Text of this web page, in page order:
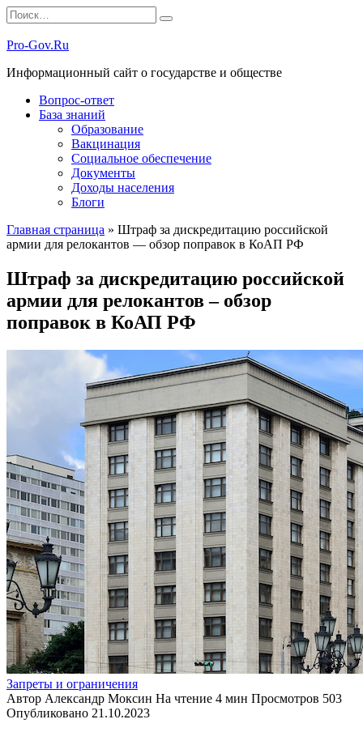
Перейти
к
содержанию
Search
for:
Pro-Gov.Ru
Информационный сайт о государстве и обществе
Вопрос-ответ
База знаний
Образование
Вакцинация
Социальное обеспечение
Документы
Доходы населения
Блоги
Главная страница » Штраф за дискредитацию российской
армии для релокантов — обзор поправок в КоАП РФ
Штраф за дискредитацию российской
армии для релокантов – обзор
поправок в КоАП РФ
Запреты и ограничения
Автор Александр Моксин На чтение 4 мин Просмотров 503
Опубликовано 21.10.2023